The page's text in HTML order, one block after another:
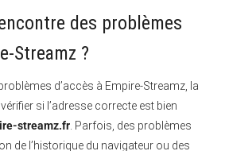
des problèmes
Streamz ?
d’accès à Empire-Streamz, la
si l’adresse correcte est bien
streamz.fr Parfois, des problèmes
de l’historique du navigateur ou des